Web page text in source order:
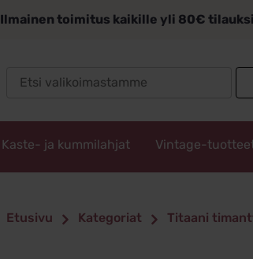
Ilmainen toimitus kaikille yli 80€
Kaste- ja kummilahjat Vintage-
Etusivu Kategoriat Titaani